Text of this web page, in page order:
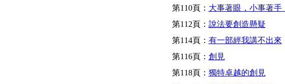
第110頁： 大事著眼，小事著手
第112頁： 說法要創造懸疑
第114頁： 有一部經我講不出來
第116頁： 創見
第118頁： 獨特卓越的創見